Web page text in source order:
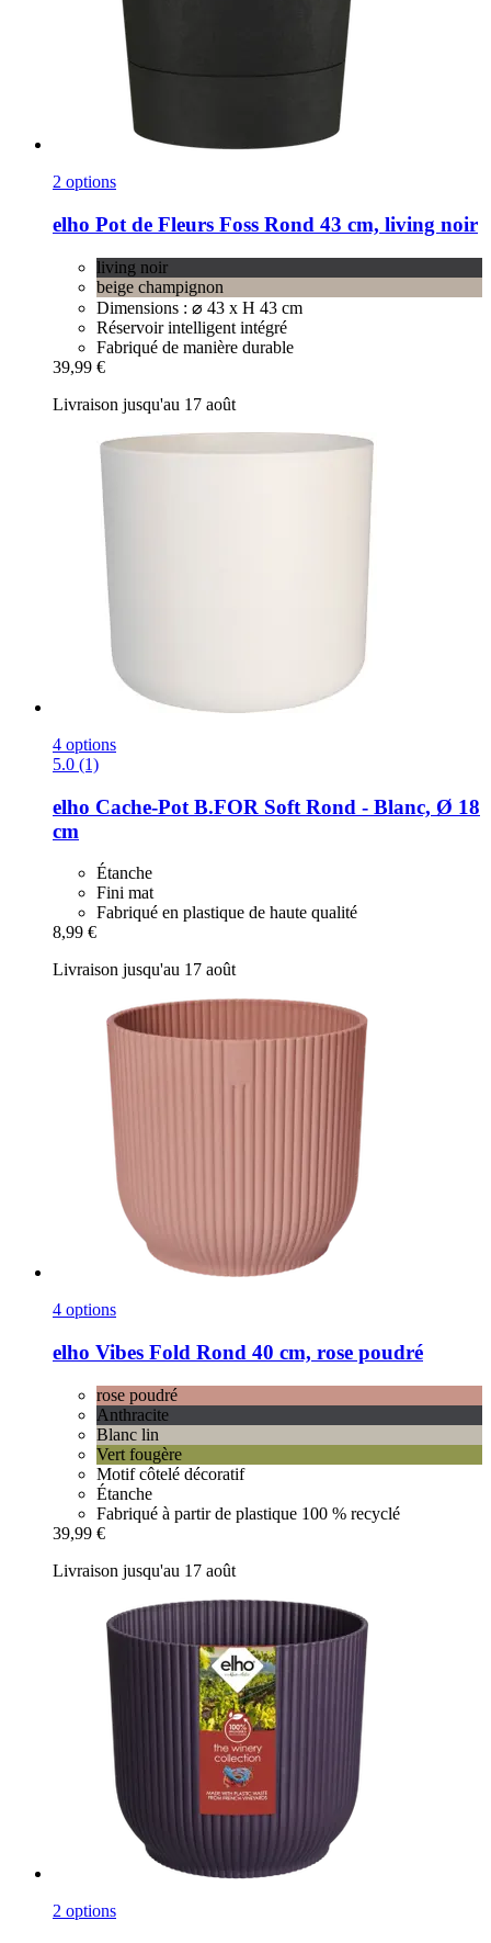
2 options
elho Pot de Fleurs Foss Rond 43 cm, living noir
living noir
beige champignon
Dimensions : ⌀ 43 x H 43 cm
Réservoir intelligent intégré
Fabriqué de manière durable
39,99 €
Livraison jusqu'au 17 août
4 options
5.0 (1)
elho Cache-​Pot B.FOR Soft Rond -​ Blanc, Ø 18
cm
Étanche
Fini mat
Fabriqué en plastique de haute qualité
8,99 €
Livraison jusqu'au 17 août
4 options
elho Vibes Fold Rond 40 cm, rose poudré
rose poudré
Anthracite
Blanc lin
Vert fougère
Motif côtelé décoratif
Étanche
Fabriqué à partir de plastique 100 % recyclé
39,99 €
Livraison jusqu'au 17 août
2 options